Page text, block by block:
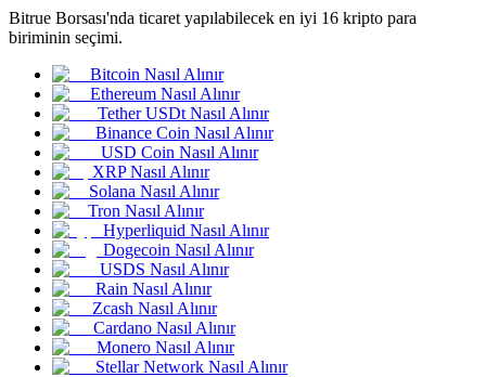
USDC Vadeli İşlemleri
USDC'yi teminat olarak kullanan vadeli işlemler
Bitrue Borsası'nda ticaret yapılabilecek en iyi 16 kripto para
biriminin seçimi.
Bitcoin Nasıl Alınır
Ethereum Nasıl Alınır
Tether USDt Nasıl Alınır
Binance Coin Nasıl Alınır
USD Coin Nasıl Alınır
XRP Nasıl Alınır
Solana Nasıl Alınır
Tron Nasıl Alınır
Hyperliquid Nasıl Alınır
Dogecoin Nasıl Alınır
USDS Nasıl Alınır
Rain Nasıl Alınır
Zcash Nasıl Alınır
Cardano Nasıl Alınır
Monero Nasıl Alınır
Stellar Network Nasıl Alınır